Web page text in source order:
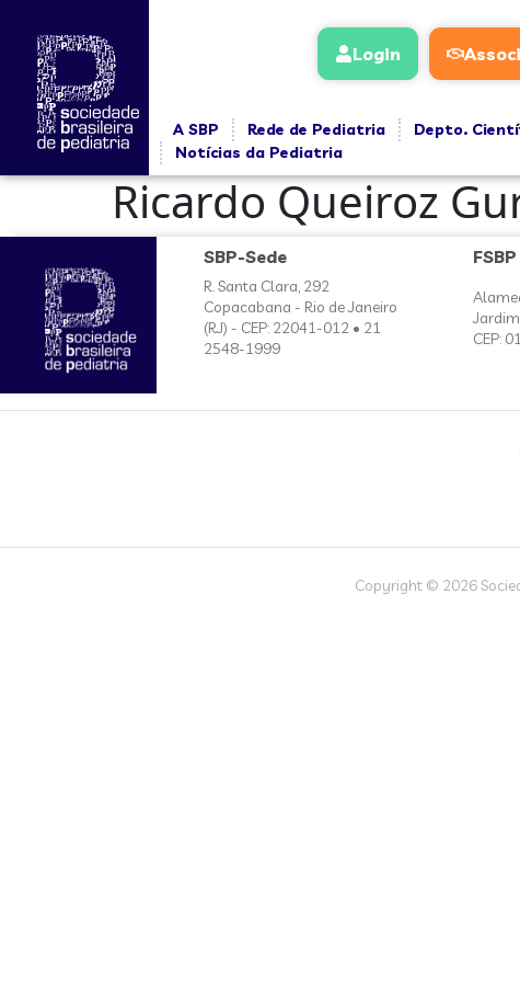
Login
A SBP Rede de Pediatria Depto.
Notícias da Pediatria
Ricardo Queiroz
SBP-Sede
R. Santa Clara, 292
Copacabana - Rio de Janeiro
(RJ) - CEP: 22041-012 • 21
2548-1999
FSBP
CEP:
Copyright © 2026